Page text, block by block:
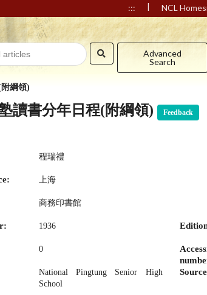
::: | NCL
Advanced
Search
綱領)
讀書分年日程(附綱領) Feedback
程瑞禮
上海
商務印書館
1936
0
National Pingtung Senior High
School